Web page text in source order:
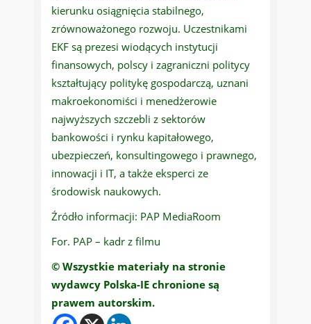
kierunku osiągnięcia stabilnego,
zrównoważonego rozwoju. Uczestnikami
EKF są prezesi wiodących instytucji
finansowych, polscy i zagraniczni politycy
kształtujący politykę gospodarczą, uznani
makroekonomiści i menedżerowie
najwyższych szczebli z sektorów
bankowości i rynku kapitałowego,
ubezpieczeń, konsultingowego i prawnego,
innowacji i IT, a także eksperci ze
środowisk naukowych.
Źródło informacji: PAP MediaRoom
For. PAP – kadr z filmu
© Wszystkie materiały na stronie
wydawcy Polska-IE chronione są
prawem autorskim.